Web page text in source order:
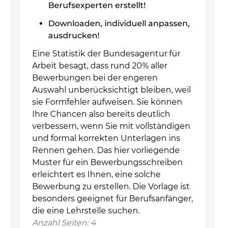
Berufsexperten erstellt!
Downloaden, individuell anpassen,
ausdrucken!
Eine Statistik der Bundesagentur für
Arbeit besagt, dass rund 20% aller
Bewerbungen bei der engeren
Auswahl unberücksichtigt bleiben, weil
sie Formfehler aufweisen. Sie können
Ihre Chancen also bereits deutlich
verbessern, wenn Sie mit vollständigen
und formal korrekten Unterlagen ins
Rennen gehen. Das hier vorliegende
Muster für ein Bewerbungsschreiben
erleichtert es Ihnen, eine solche
Bewerbung zu erstellen. Die Vorlage ist
besonders geeignet für Berufsanfänger,
die eine Lehrstelle suchen.
Anzahl Seiten: 4